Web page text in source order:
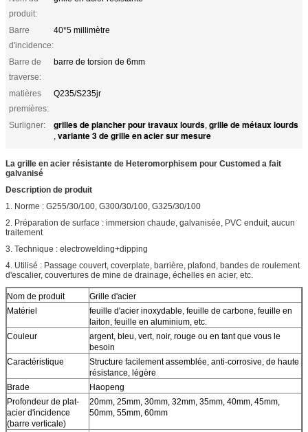
produit:
Barre
d'incidence:
40*5 millimètre
Barre de
traverse:
barre de torsion de 6mm
matières
premières:
Q235/S235jr
Surligner: grilles de plancher pour travaux lourds, grille de métaux lourds
, variante 3 de grille en acier sur mesure
La grille en acier résistante de Heteromorphisem pour Customed a fait
galvanisé
Description de produit
1. Norme : G255/30/100, G300/30/100, G325/30/100
2. Préparation de surface : immersion chaude, galvanisée, PVC enduit, aucun
traitement
3. Technique : electrowelding+dipping
4. Utilisé : Passage couvert, coverplate, barrière, plafond, bandes de roulement
d'escalier, couvertures de mine de drainage, échelles en acier, etc.
Nom de produit
Grille d'acier
Matériel
feuille d'acier inoxydable, feuille de carbone, feuille en
laiton, feuille en aluminium, etc.
Couleur
argent, bleu, vert, noir, rouge ou en tant que vous le
besoin
Caractéristique
Structure facilement assemblée, anti-corrosive, de haute
résistance, légère
Brade
Haopeng
Profondeur de plat-
acier d'incidence
(barre verticale)
20mm, 25mm, 30mm, 32mm, 35mm, 40mm, 45mm,
50mm, 55mm, 60mm